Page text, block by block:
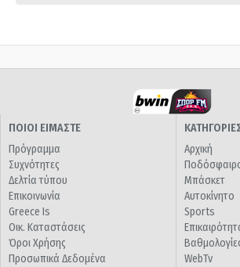
ΠΟΙΟΙ ΕΙΜΑΣΤΕ
Πρόγραμμα
Συχνότητες
Δελτία τύπου
Επικοινωνία
Greece Is
Οικ. Καταστάσεις
Όροι Χρήσης
Προσωπικά Δεδομένα
Αρχική
Μπάσκετ
Αυτοκίνητο
Sports
WebTv